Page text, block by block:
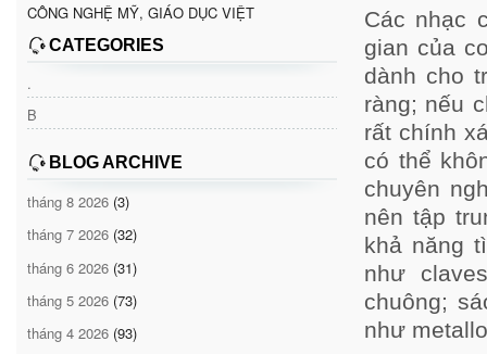
CÔNG NGHỆ MỸ, GIÁO DỤC VIỆT
CATEGORIES
.
B
BLOG ARCHIVE
tháng 8 2026 (3)
tháng 7 2026 (32)
tháng 6 2026 (31)
tháng 5 2026 (73)
tháng 4 2026 (93)
Các nhạc
gian của
dành cho
ràng; nếu
rất chính
có thể
chuyên
nên tập
khả năng
như
chuông;
như